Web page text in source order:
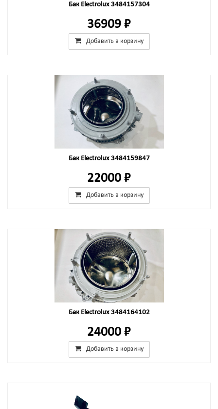
Бак Electrolux 3484157304
36909 ₽
Добавить в корзину
Бак Electrolux 3484159847
22000 ₽
Добавить в корзину
Бак Electrolux 3484164102
24000 ₽
Добавить в корзину